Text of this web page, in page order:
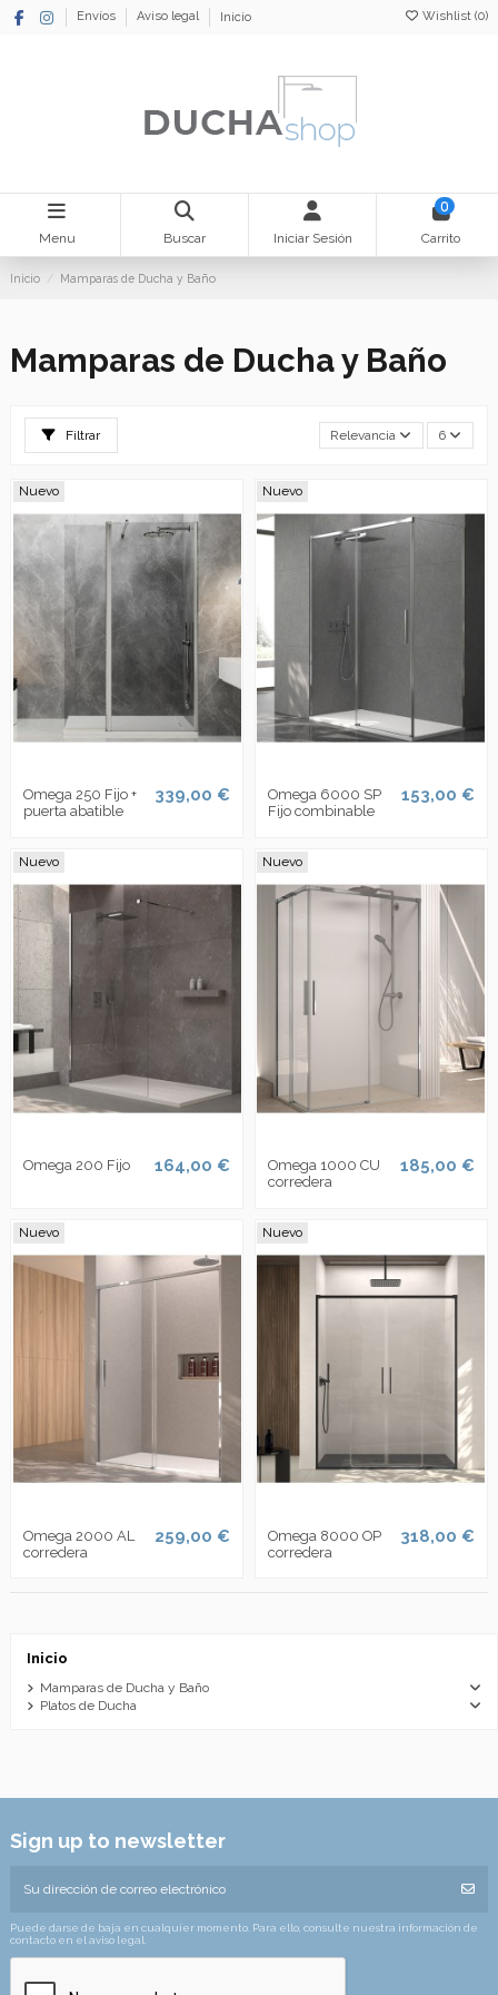
Envíos Aviso legal Inicio Wishlist (0)
Menu Buscar Iniciar Sesión
0
Carrito
Inicio Mamparas de Ducha y Baño
Mamparas de Ducha y Baño
Filtrar Relevancia 6
Nuevo
Omega 250 Fijo +
puerta abatible
339,00 €
Nuevo
Omega 6000 SP
Fijo combinable
153,00 €
Nuevo
Omega 200 Fijo 164,00 €
Nuevo
Omega 1000 CU
corredera
185,00 €
Nuevo
Omega 2000 AL
corredera
259,00 €
Nuevo
Omega 8000 OP
corredera
318,00 €
Inicio
Mamparas de Ducha y Baño
Platos de Ducha
Sign up to newsletter
Puede darse de baja en cualquier momento. Para ello, consulte nuestra información de
contacto en el aviso legal.